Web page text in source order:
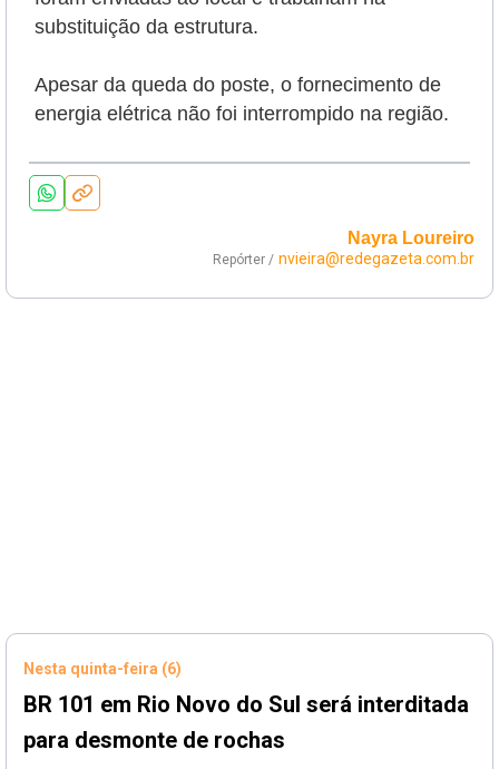
substituição da estrutura.
Apesar da queda do poste, o fornecimento de
energia elétrica não foi interrompido na região.
Nayra Loureiro
Repórter / nvieira@redegazeta.com.br
Nesta quinta-feira (6)
BR 101 em Rio Novo do Sul será interditada
para desmonte de rochas